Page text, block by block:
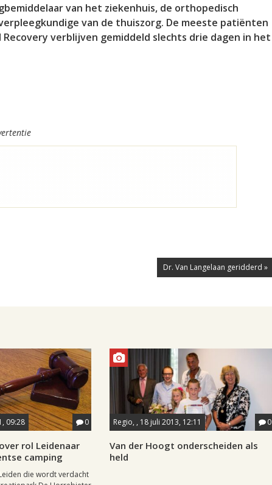
van het ziekenhuis, de orthopedisch
van de thuiszorg. De meeste patiënten
verblijven gemiddeld slechts drie dagen in het
Dr. Van Langelaan geridderd »
09:28 0
rol Leidenaar
camping
die wordt verdacht
Regio, , 18 juli 2013, 12:11 0
Van der Hoogt onderscheiden als
held